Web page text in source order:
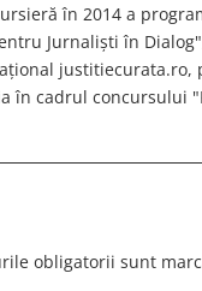
în 2014 a
Jurnaliști în
justitiecurata.ro,
în cadrul concursului
obligatorii sunt